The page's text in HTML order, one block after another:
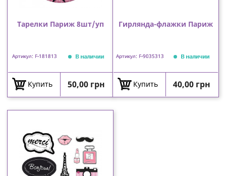
Тарелки Париж 8шт/уп
Артикул: F-181813 В наличии
Купить Цена
50,00 грн
Гирлянда-флажки Париж
Артикул: F-9035313 В наличии
Купить Цена
40,00 грн